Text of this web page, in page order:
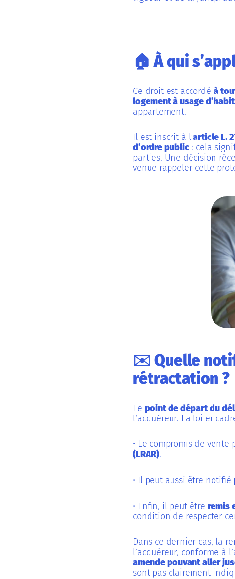
🏠 À qui
Ce droit est accordé à
logement à usage
appartement.
Il est inscrit à l’article L.
d’ordre public : cela
parties. Une décision
venue rappeler cette
✉️ Quelle
rétractation ?
Le point de départ du
l’acquéreur. La loi
• Le compromis de vente
(LRAR).
• Il peut aussi être notifié
• Enfin, il peut être remis
condition de respecter
Dans ce dernier cas, la
l’acquéreur, conforme à
amende pouvant aller
sont pas clairement